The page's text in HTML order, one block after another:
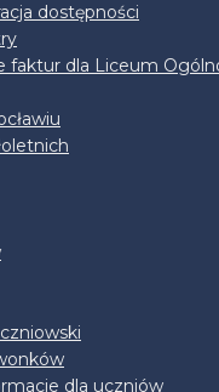
dostępności
faktur dla Liceum
dla uczniów